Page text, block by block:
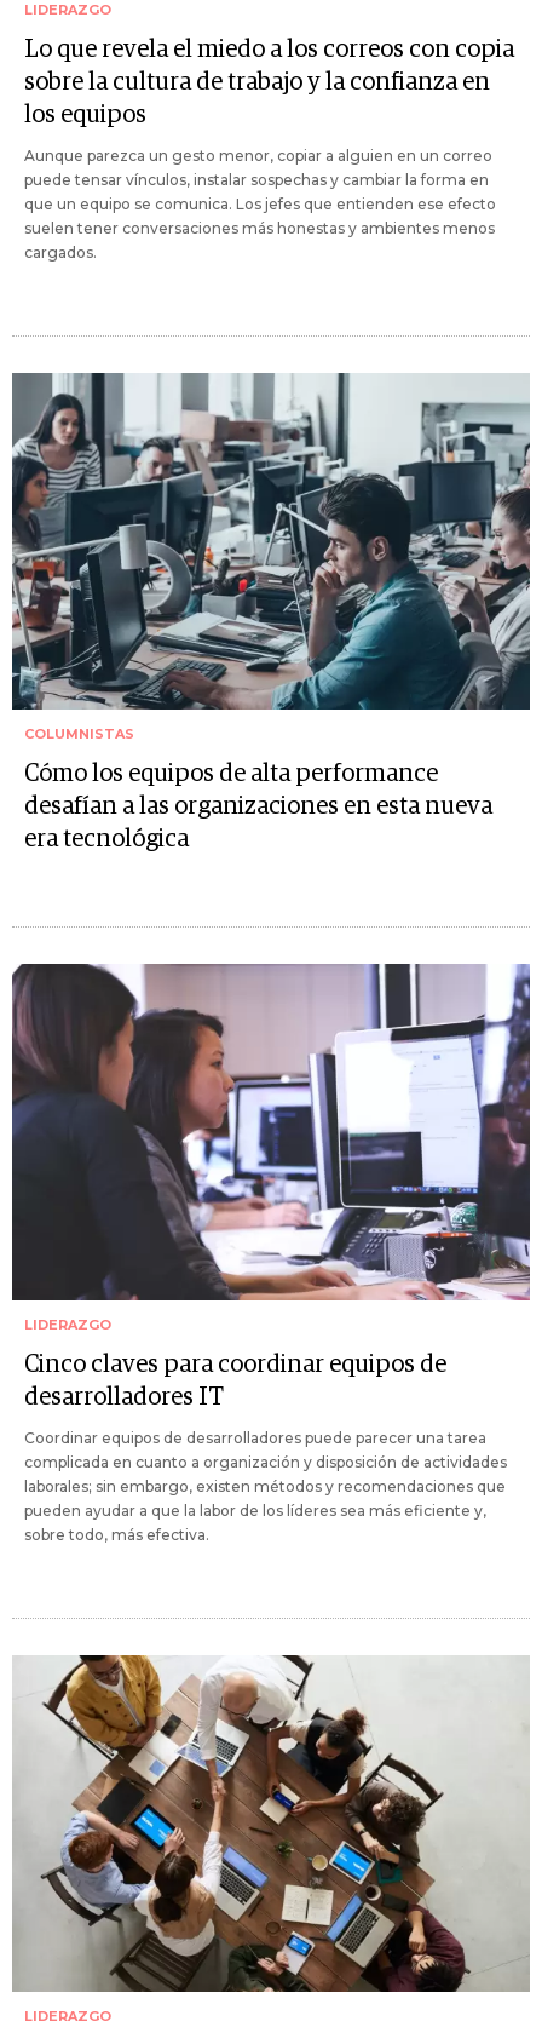
LIDERAZGO
Lo que revela el miedo a los correos con copia
sobre la cultura de trabajo y la confianza en
los equipos
Aunque parezca un gesto menor, copiar a alguien en un correo
puede tensar vínculos, instalar sospechas y cambiar la forma en
que un equipo se comunica. Los jefes que entienden ese efecto
suelen tener conversaciones más honestas y ambientes menos
cargados.
COLUMNISTAS
Cómo los equipos de alta performance
desafían a las organizaciones en esta nueva
era tecnológica
LIDERAZGO
Cinco claves para coordinar equipos de
desarrolladores IT
Coordinar equipos de desarrolladores puede parecer una tarea
complicada en cuanto a organización y disposición de actividades
laborales; sin embargo, existen métodos y recomendaciones que
pueden ayudar a que la labor de los líderes sea más eficiente y,
sobre todo, más efectiva.
LIDERAZGO